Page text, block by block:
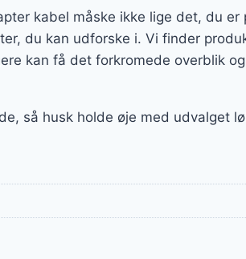
kabel måske ikke lige det, du
du kan udforske i. Vi finder
kan få det forkromede overblik
så husk holde øje med udvalget